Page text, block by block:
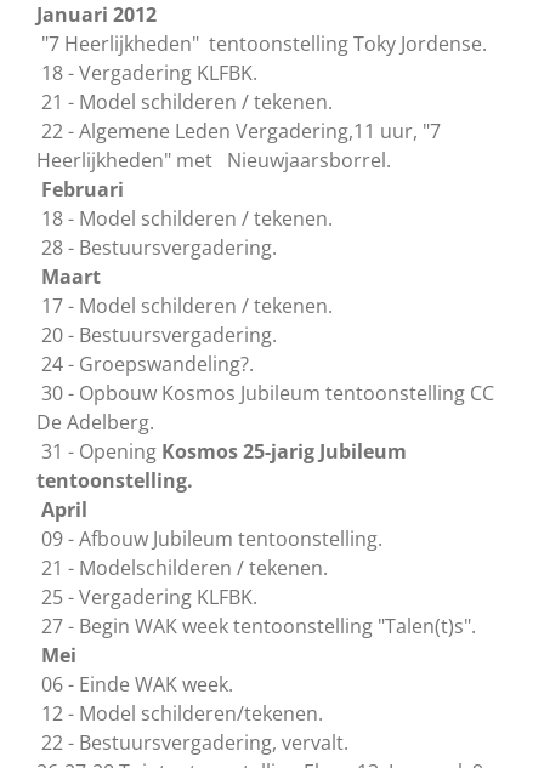
Januari 2012
"7 Heerlijkheden" tentoonstelling Toky Jordense.
18 - Vergadering KLFBK.
21 - Model schilderen / tekenen.
22 - Algemene Leden Vergadering,11 uur, "7
Heerlijkheden" met Nieuwjaarsborrel.
Februari
18 - Model schilderen / tekenen.
28 - Bestuursvergadering.
Maart
17 - Model schilderen / tekenen.
20 - Bestuursvergadering.
24 - Groepswandeling?.
30 - Opbouw Kosmos Jubileum tentoonstelling CC
De Adelberg.
31 - Opening Kosmos 25-jarig Jubileum
tentoonstelling.
April
09 - Afbouw Jubileum tentoonstelling.
21 - Modelschilderen / tekenen.
25 - Vergadering KLFBK.
27 - Begin WAK week tentoonstelling "Talen(t)s".
Mei
06 - Einde WAK week.
12 - Model schilderen/tekenen.
22 - Bestuursvergadering, vervalt.